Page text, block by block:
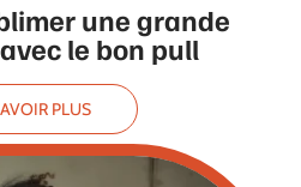
une grande
le bon pull
PLUS